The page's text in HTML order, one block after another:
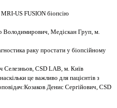
US FUSION біопсію
Володимирович, Медіскан Груп, м.
раку простати у біопсійному
Селезньов, CSD LAB, м. Київ
це важливо для пацієнтів з
Денис Сергійович, CSD